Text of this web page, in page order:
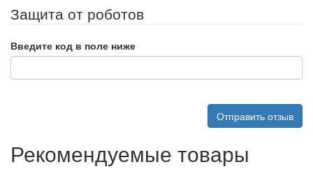
Защита от роботов
Введите код в поле ниже
Отправить отзыв
Рекомендуемые товары